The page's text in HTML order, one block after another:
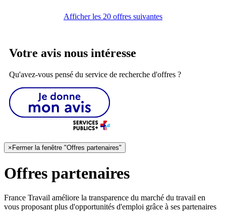
Afficher les 20 offres suivantes
Votre avis nous intéresse
Qu'avez-vous pensé du service de recherche d'offres ?
× Fermer la fenêtre "Offres partenaires"
Offres partenaires
France Travail améliore la transparence du marché du travail en
vous proposant plus d'opportunités d'emploi grâce à ses partenaires